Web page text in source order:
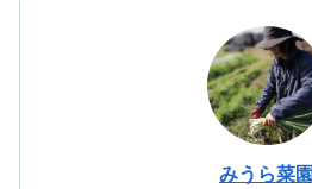
みうら菜園